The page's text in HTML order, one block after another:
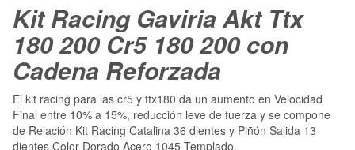
Kit Racing Gaviria Akt Ttx
180 200 Cr5 180 200 con
Cadena Reforzada
El kit racing para las cr5 y ttx180 da un aumento en Velocidad
Final entre 10% a 15%, reducción leve de fuerza y se compone
de Relación Kit Racing Catalina 36 dientes y Piñón Salida 13
dientes Color Dorado Acero 1045 Templado.